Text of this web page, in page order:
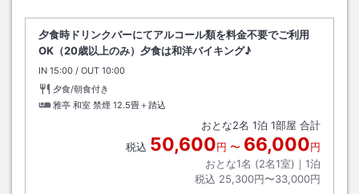
夕食時ドリンクバーにてアルコール類を料金不要でご利用
OK（20歳以上のみ）夕食は和洋バイキング♪
IN チェックイン
15:00 / OUT チェックアウト
10:00
夕食/朝食付き
雅亭 和室 禁煙 12.5畳＋踏込
おとな2名 1泊 1部屋 合計
税込 50,600円 〜 66,000円
おとな1名 (2名1室)｜ 1泊
税込 25,300円〜33,000円